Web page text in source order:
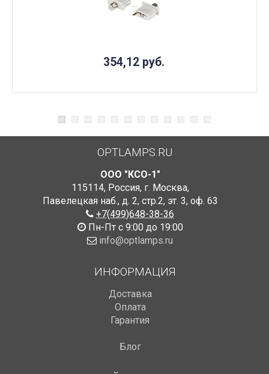
354,12 руб.
OPTLAMPS.RU
ООО "КСО-1"
115114, Россия, г. Москва,
Павелецкая наб., д. 2, стр.2, эт. 3, оф. 63
+7(499)648-38-36
Пн-Пт с 9:00 до 19:00
info@optlamps.ru
ИНФОРМАЦИЯ
Доставка
Оплата
Гарантия
Блог